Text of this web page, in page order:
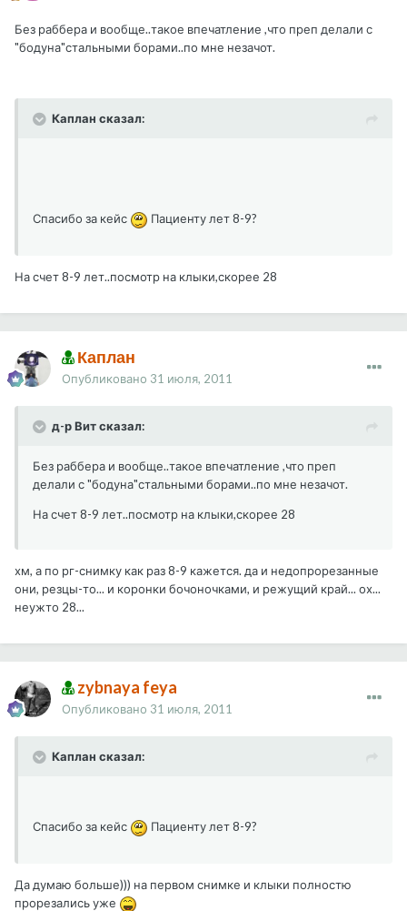
Без раббера и вообще..такое впечатление ,что преп делали с
"бодуна"стальными борами..по мне незачот.
Каплан сказал:
Спасибо за кейс Пациенту лет 8-9?
На счет 8-9 лет..посмотр на клыки,скорее 28
Каплан
Опубликовано 31 июля, 2011
д-р Вит сказал:
Без раббера и вообще..такое впечатление ,что преп
делали с "бодуна"стальными борами..по мне незачот.
На счет 8-9 лет..посмотр на клыки,скорее 28
хм, а по рг-снимку как раз 8-9 кажется. да и недопрорезанные
они, резцы-то... и коронки бочоночками, и режущий край... ох...
неужто 28...
zybnaya feya
Опубликовано 31 июля, 2011
Каплан сказал:
Спасибо за кейс Пациенту лет 8-9?
Да думаю больше))) на первом снимке и клыки полностю
прорезались уже